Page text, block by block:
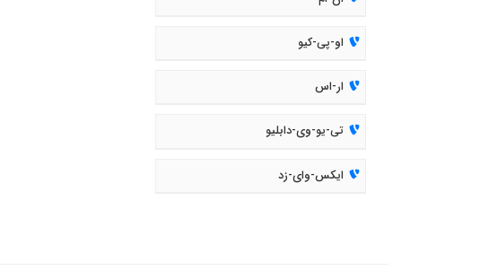
او-پی-کیو
ار-اس
تی-یو-وی-دابلیو
ایکس-وای-زد